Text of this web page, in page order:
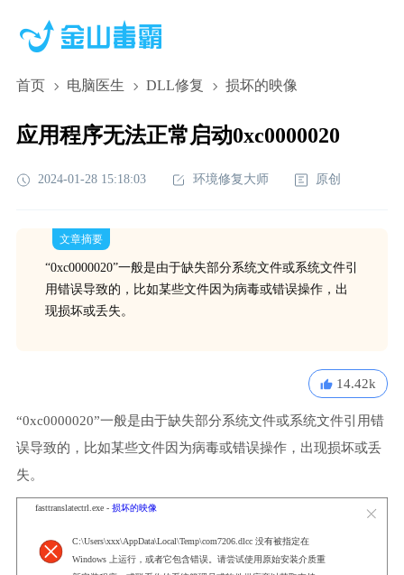
首页 电脑医生 DLL修复 损坏的映像
应用程序无法正常启动0xc0000020
2024-01-28 15:18:03 环境修复大师 原创
文章摘要
“0xc0000020”一般是由于缺失部分系统文件或系统文件引
用错误导致的，比如某些文件因为病毒或错误操作，出
现损坏或丢失。
14.42k
“0xc0000020”一般是由于缺失部分系统文件或系统文件引用错
误导致的，比如某些文件因为病毒或错误操作，出现损坏或丢
失。
fasttranslatectrl.exe - 损坏的映像
C:\Users\xxx\AppData\Local\Temp\com7206.dlcc 没有被指定在
Windows 上运行，或者它包含错误。请尝试使用原始安装介质重